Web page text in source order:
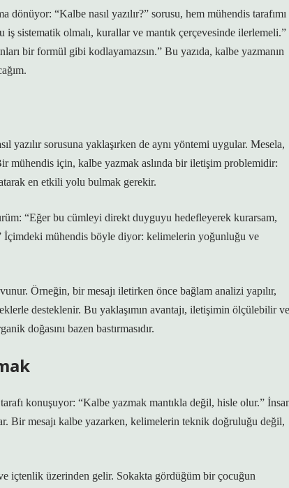
“Kalbe nasıl yazılır?” sorusu, hem mühendis tarafımı
sistematik olmalı, kurallar ve mantık çerçevesinde ilerlemeli.”
bir formül gibi kodlayamazsın.” Bu yazıda, kalbe yazmanın
yazılır sorusuna yaklaşırken de aynı yöntemi uygular. Mesela,
mühendis için, kalbe yazmak aslında bir iletişim problemidir:
en etkili yolu bulmak gerekir.
“Eğer bu cümleyi direkt duyguyu hedefleyerek kurarsam,
İçimdeki mühendis böyle diyor: kelimelerin yoğunluğu ve
Örneğin, bir mesajı iletirken önce bağlam analizi yapılır,
desteklenir. Bu yaklaşımın avantajı, iletişimin ölçülebilir ve
doğasını bazen bastırmasıdır.
konuşuyor: “Kalbe yazmak mantıkla değil, hisle olur.”
Bir mesajı kalbe yazarken, kelimelerin teknik doğruluğu değil,
ve içtenlik üzerinden gelir. Sokakta gördüğüm bir çocuğun